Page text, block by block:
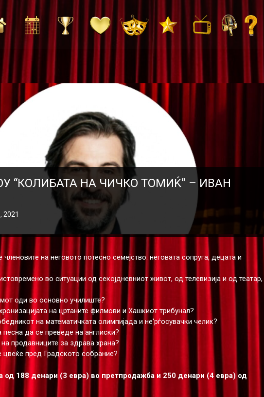
“КОЛИБАТА НА ЧИЧКО ТОМИЌ” – ИВАН
2021
членовите на неговото потесно семејство: неговата сопруга, децата и
во ситуации од секојдневниот живот, од телевизија и од театар,
оди во основно училиште?
на цртаните филмови и Хашкиот трибунал?
на математичката олимпијада и не'рѓосувачки челик?
да се преведе на англиски?
на продавниците за здрава храна?
цвеќе пред Градското собрание?
од 188 денари (3 евра) во претпродажба и 250 денари (4 евра) од